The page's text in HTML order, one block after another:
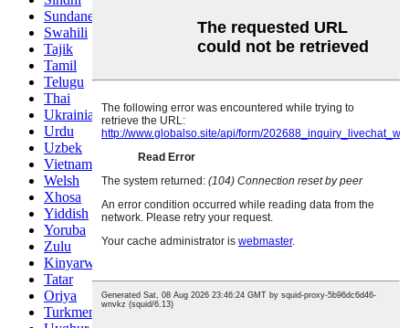
Sundanese
Swahili
Tajik
Tamil
Telugu
Thai
Ukrainian
Urdu
Uzbek
Vietnamese
Welsh
Xhosa
Yiddish
Yoruba
Zulu
Kinyarwanda
Tatar
Oriya
Turkmen